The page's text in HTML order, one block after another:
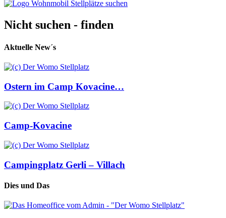
Nicht suchen - finden
Aktuelle New´s
Ostern im Camp Kovacine…
Camp-Kovacine
Campingplatz Gerli – Villach
Dies und Das